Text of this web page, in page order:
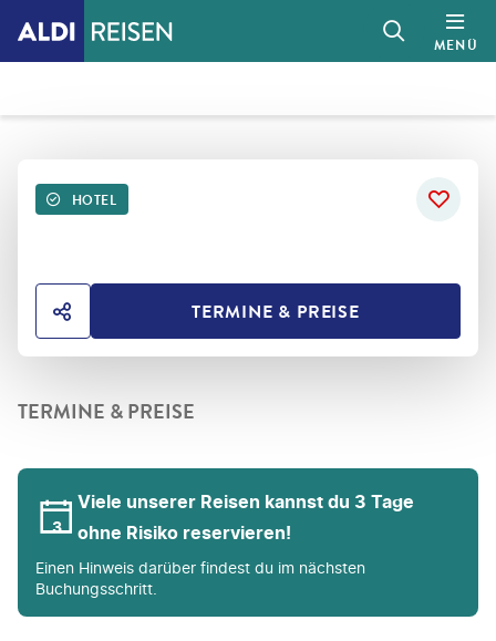
MENÜ
HOTEL
HOTEL TEILENTERMINE & PREISE
TERMINE & PREISE
Viele unserer Reisen kannst du 3 Tage
ohne Risiko reservieren!
Einen Hinweis darüber findest du im nächsten
Buchungsschritt.